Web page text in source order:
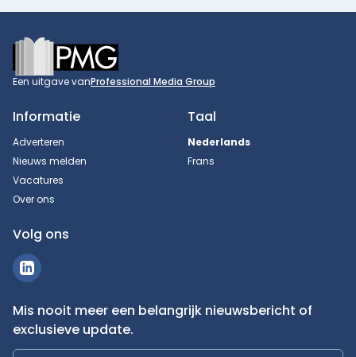
Footer
Een uitgave vanProfessional Media Group
Informatie
Adverteren
Nieuws melden
Vacatures
Over ons
Taal
Nederlands
Frans
Volg ons
Mis nooit meer een belangrijk nieuwsbericht of
exclusieve update.